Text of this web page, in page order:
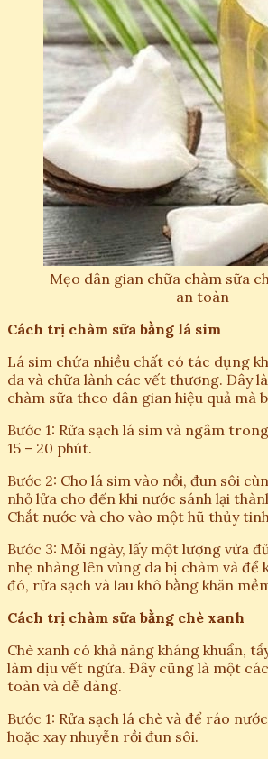
Mẹo dân gian chữa chàm sữa
an toàn
Cách trị chàm sữa bằng lá sim
Lá sim chứa nhiều chất có tác dụng
da và chữa lành các vết thương. Đây
chàm sữa theo dân gian hiệu quả mà
Bước 1: Rửa sạch lá sim và ngâm
15 – 20 phút.
Bước 2: Cho lá sim vào nồi, đun sôi
nhỏ lửa cho đến khi nước sánh lại
Chắt nước và cho vào một hũ thủy
Bước 3: Mỗi ngày, lấy một lượng vừa
nhẹ nhàng lên vùng da bị chàm và để
đó, rửa sạch và lau khô bằng khăn
Cách trị chàm sữa bằng chè xanh
Chè xanh có khả năng kháng khuẩn,
làm dịu vết ngứa. Đây cũng là một
toàn và dễ dàng.
Bước 1: Rửa sạch lá chè và để ráo
hoặc xay nhuyễn rồi đun sôi.